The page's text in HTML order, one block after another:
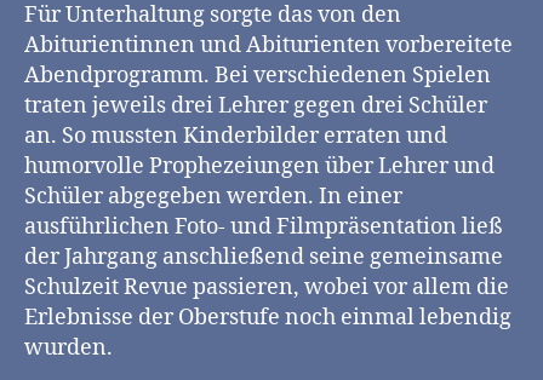
Für Unterhaltung sorgte das von den
Abiturientinnen und Abiturienten vorbereitete
Abendprogramm. Bei verschiedenen Spielen
traten jeweils drei Lehrer gegen drei Schüler
an. So mussten Kinderbilder erraten und
humorvolle Prophezeiungen über Lehrer und
Schüler abgegeben werden. In einer
ausführlichen Foto- und Filmpräsentation ließ
der Jahrgang anschließend seine gemeinsame
Schulzeit Revue passieren, wobei vor allem die
Erlebnisse der Oberstufe noch einmal lebendig
wurden.